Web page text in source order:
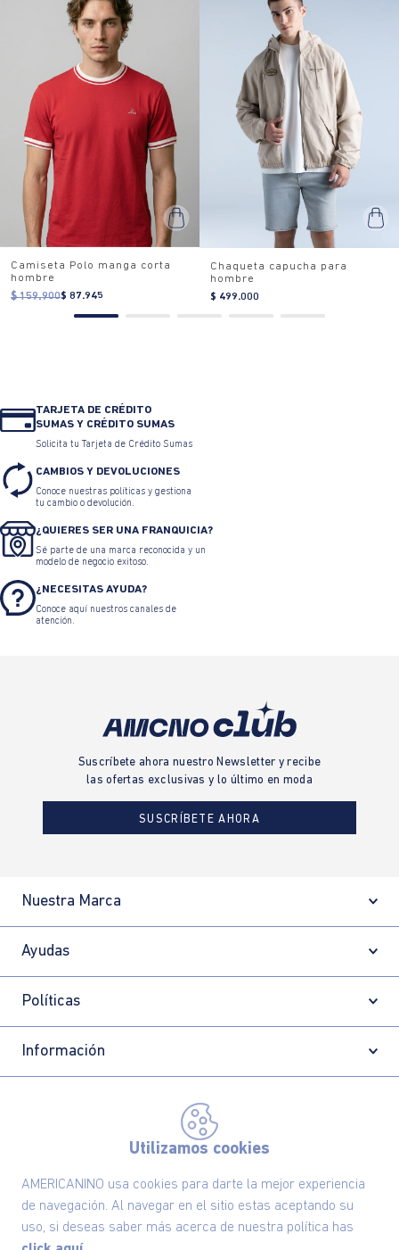
Utilizamos cookies
AMERICANINO usa cookies para darte la mejor experiencia
de navegación. Al navegar en el sitio estas aceptando su
uso, si deseas saber más acerca de nuestra política has
Camiseta Polo manga corta
hombre
$ 159.900$ 87.945
Chaqueta capucha para
hombre
$ 499.000
TARJETA DE CRÉDITO
SUMAS Y CRÉDITO SUMAS
Solicita tu Tarjeta de Crédito Sumas
CAMBIOS Y DEVOLUCIONES
Conoce nuestras políticas y gestiona
tu cambio o devolución.
¿QUIERES SER UNA FRANQUICIA?
Sé parte de una marca reconocida y un
modelo de negocio exitoso.
¿NECESITAS AYUDA?
Conoce aquí nuestros canales de
atención.
Suscríbete ahora nuestro Newsletter y recibe
las ofertas exclusivas y lo último en moda
SUSCRÍBETE AHORA
Nuestra Marca
Ayudas
Políticas
Información